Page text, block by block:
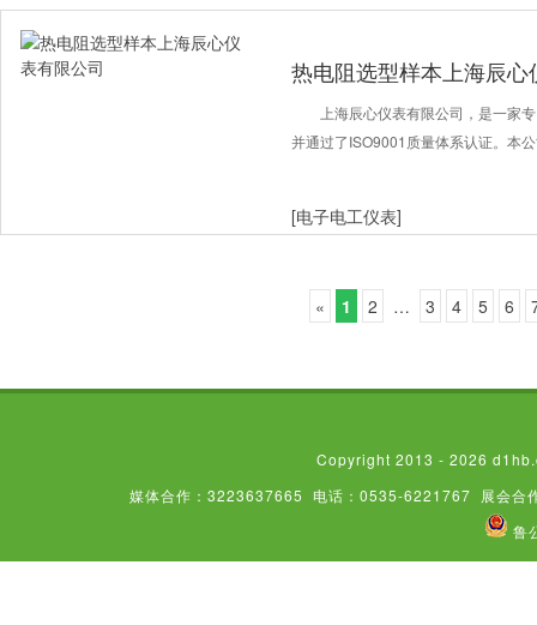
热电阻选型样本上海辰心
上海辰心仪表有限公司，是一家
并通过了ISO9001质量体系认证。本
[电子电工仪表]
« 1 2 … 3 4 5 6
Copyright 2013 - 2026
媒体合作：3223637665
电话：0535-6221767 展会合
鲁